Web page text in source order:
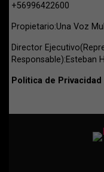
+56996422600
Propietario:Una Voz
Director
Responsable):Esteban
Politica de Privacidad